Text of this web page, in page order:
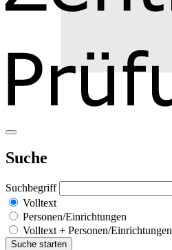
Suche
Suchbegriff
Volltext
Personen/Einrichtungen
Volltext + Personen/Einrichtungen